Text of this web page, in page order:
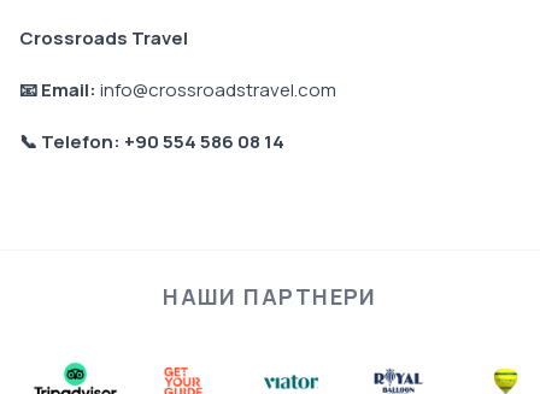
Crossroads Travel
📧 Email: info@crossroadstravel.com
📞 Telefon: +90 554 586 08 14
НАШИ ПАРТНЕРИ